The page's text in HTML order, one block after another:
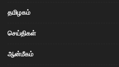
தமிழகம்
செய்திகள்
ஆன்மீகம்